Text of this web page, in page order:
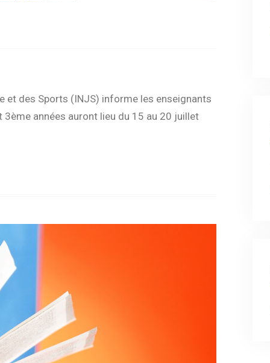
et des Sports (INJS) informe les enseignants
années auront lieu du 15 au 20 juillet